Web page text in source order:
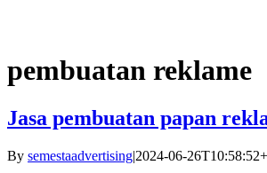
pembuatan reklame
Jasa pembuatan papan
By semestaadvertising|2024-06-